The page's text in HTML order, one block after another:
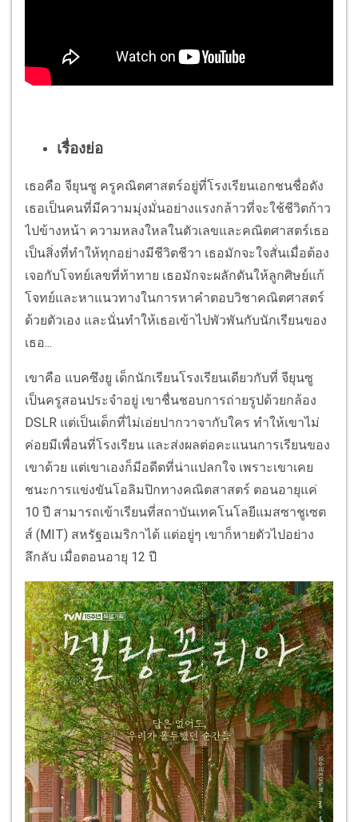
เรื่องย่อ
เธอคือ จียุนซู ครูคณิตศาสตร์อยู่ที่โรงเรียนเอกชนชื่อดัง
เธอเป็นคนที่มีความมุ่งมั่นอย่างแรงกล้าวที่จะใช้ชีวิตก้าว
ไปข้างหน้า ความหลงใหลในตัวเลขและคณิตศาสตร์เธอ
เป็นสิ่งที่ทำให้ทุกอย่างมีชีวิตชีวา เธอมักจะใจสั่นเมื่อต้อง
เจอกับโจทย์เลขที่ท้าทาย เธอมักจะผลักดันให้ลูกศิษย์แก้
โจทย์และหาแนวทางในการหาคำตอบวิชาคณิตศาสตร์
ด้วยตัวเอง และนั่นทำให้เธอเข้าไปพัวพันกับนักเรียนของ
เธอ...
เขาคือ แบคซึงยู เด็กนักเรียนโรงเรียนเดียวกับที่ จียุนซู
เป็นครูสอนประจำอยู่ เขาชื่นชอบการถ่ายรูปด้วยกล้อง
DSLR แต่เป็นเด็กที่ไม่เอ่ยปากวาจากับใคร ทำให้เขาไม่
ค่อยมีเพื่อนที่โรงเรียน และส่งผลต่อคะแนนการเรียนของ
เขาด้วย แต่เขาเองก็มีอดีตที่น่าแปลกใจ เพราะเขาเคย
ชนะการแข่งขันโอลิมปิกทางคณิตสาสตร์ ตอนอายุแค่
10 ปี สามารถเข้าเรียนที่สถาบันเทคโนโลยีแมสซาชูเซต
ส์ (MIT) สหรัฐอเมริกาได้ แต่อยู่ๆ เขาก็หายตัวไปอย่าง
ลึกลับ เมื่อตอนอายุ 12 ปี